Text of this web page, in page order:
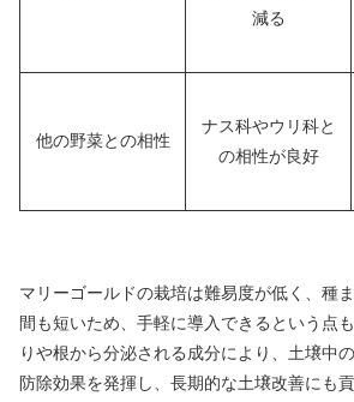
減る
他の野菜との相性
ナス科やウリ科と
の相性が良好
マリーゴールドの栽培は難易度が低く、種
間も短いため、手軽に導入できるという点
りや根から分泌される成分により、土壌中
防除効果を発揮し、長期的な土壌改善にも